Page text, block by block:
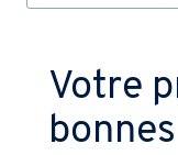
Votre